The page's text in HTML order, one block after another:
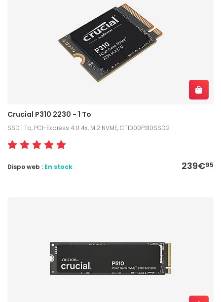
Crucial P310 2230 - 1 To
SSD 1 To, PCI-Express 4.0 4x, M.2 NVME, CT1000P310SSD2
239€95
Dispo web : En stock